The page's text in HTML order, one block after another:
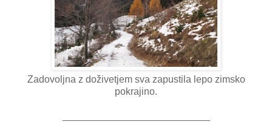
Zadovoljna z doživetjem sva zapustila lepo zimsko
pokrajino.